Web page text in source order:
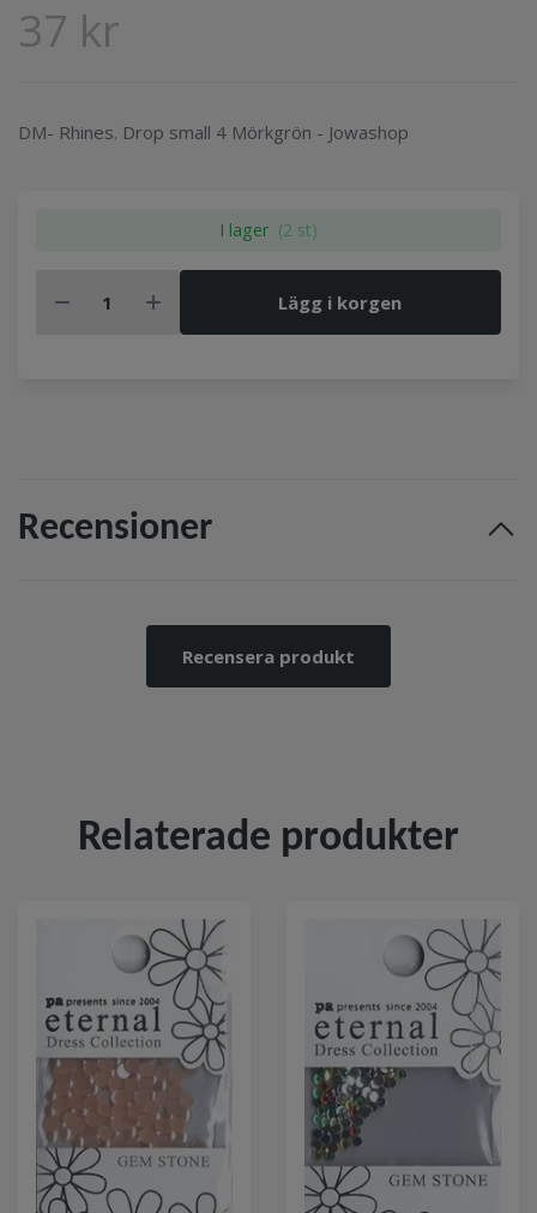
37 kr
DM- Rhines. Drop small 4 Mörkgrön - Jowashop
I lager (2 st)
Lägg i korgen
Recensioner
Recensera produkt
Relaterade produkter